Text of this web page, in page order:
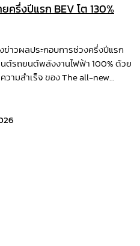
ครึ่งปีแรก BEV โต 130%
ข่าวผลประกอบการช่วงครึ่งปีแรก
ต์รถยนต์พลังงานไฟฟ้า 100% ด้วย
วามสำเร็จ ของ The all-new...